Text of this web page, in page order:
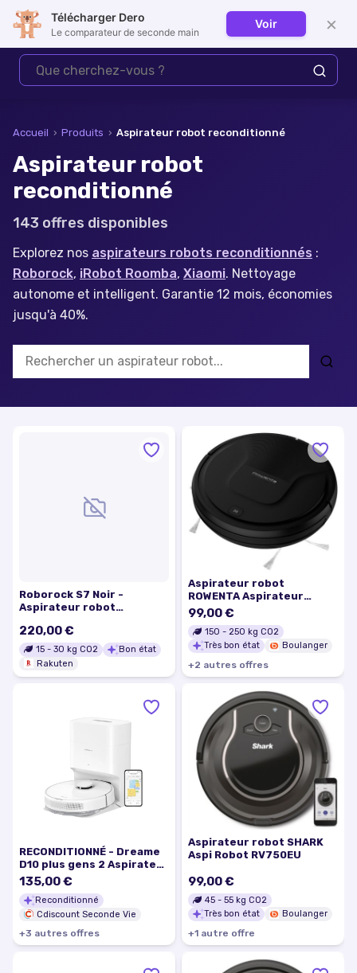
Se connecter
Accueil › Produits › Aspirateur robot reconditionné
Aspirateur robot
reconditionné
143 offres disponibles
Explorez nos aspirateurs robots reconditionnés :
Roborock, iRobot Roomba, Xiaomi. Nettoyage
autonome et intelligent. Garantie 12 mois, économies
jusqu'à 40%.
Roborock S7 Noir -
Aspirateur robot
Nouvelle collection 2021
220,00 €
15 - 30 kg CO2
Bon état
Rakuten
Aspirateur robot
ROWENTA Aspirateur
robot RR6825WH
99,00 €
150 - 250 kg CO2
Très bon état
Boulanger
+2 autres offres
RECONDITIONNÉ - Dreame
D10 plus gens 2 Aspirateur
robot laveur 6KPa –
Navigation LiDAR – 285min
autonomie 70%-79% Neuf
B3
135,00 €
Reconditionné
Cdiscount Seconde Vie
+3 autres offres
Aspirateur robot SHARK
Aspi Robot RV750EU
99,00 €
45 - 55 kg CO2
Très bon état
Boulanger
+1 autre offre
Télécharger Dero
Le comparateur de seconde main
Voir ×